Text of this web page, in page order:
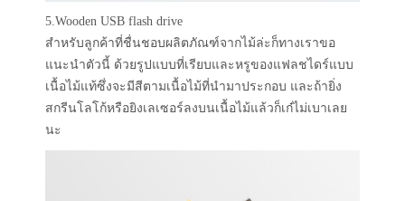
5.Wooden USB flash drive
สำหรับลูกค้าที่ชื่นชอบผลิตภัณฑ์จากไม้ล่ะก็ทางเราขอ
แนะนำตัวนี้ ด้วยรูปแบบที่เรียบและหรูของแฟลชไดร์แบบ
เนื้อไม้แท้ซึ่งจะมีสีตามเนื้อไม้ที่นำมาประกอบ และถ้ายิ่ง
สกรีนโลโก้หรือยิงเลเซอร์ลงบนเนื้อไม้แล้วก็เก๋ไม่เบาเลย
นะ